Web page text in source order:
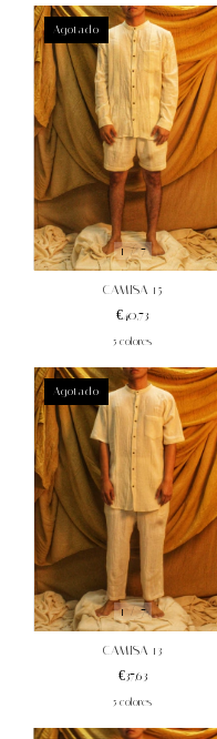
1/7
Agotado
CAMISA 15
€40,73
5 colores
1/7
Agotado
CAMISA 13
€37,63
5 colores